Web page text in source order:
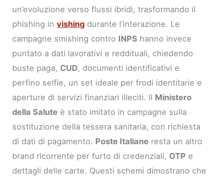
un’evoluzione verso flussi ibridi, trasformando il
phishing invishing durante l’interazione. Le
campagne smishing contro INPS hanno invece
puntato a dati lavorativi e reddituali, chiedendo
buste paga, CUD, documenti identificativi e
perfino selfie, un set ideale per frodi identitarie e
aperture di servizi finanziari illeciti. Il Ministero
della Salute è stato imitato in campagne sulla
sostituzione della tessera sanitaria, con richiesta
di dati di pagamento. Poste Italiane resta un altro
brand ricorrente per furto di credenziali, OTP e
dettagli delle carte. Questi schemi dimostrano che